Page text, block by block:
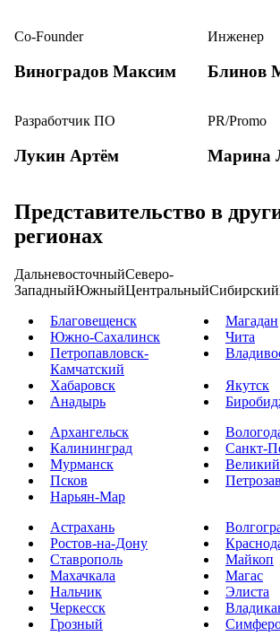
Co-Founder
Виноградов Максим
Инженер
Блинов
Разработчик ПО
Лукин Артём
PR/Promo
Марина
Представительство в
регионах
ДальневосточныйСеверо-
ЗападныйЮжныйЦентральныйСибирский
Благовещенск
Магадан
Южно-Сахалинск
Чита
Петропавловск-
Камчатский
Хабаровск
Якутск
Анадырь
Архангельск
Калининград
Санкт-
Мурманск
Псков
Нарьян-Мар
Астрахань
Ростов-на-Дону
Ставрополь
Майкоп
Махачкала
Магас
Нальчик
Элиста
Черкесск
Грозный